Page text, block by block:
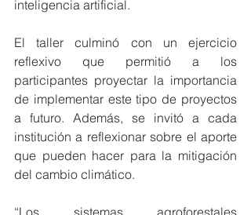
inteligencia artificial.
El taller culminó con un ejercicio
reflexivo que permitió a los
participantes proyectar la importancia
de implementar este tipo de proyectos
a futuro. Además, se invitó a cada
institución a reflexionar sobre el aporte
que pueden hacer para la mitigación
del cambio climático.
“Los sistemas agroforestales